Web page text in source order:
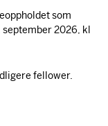
som
september 2026, kl
fellower.